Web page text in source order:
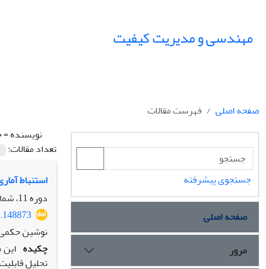
مهندسی و مدیریت کیفیت
صفحه اصلی
فهرست مقالات
نویسنده =
تعداد مقالات:
استنباط
دوره 11، شماره 3، پاییز 1400، صفحه
نوشین
چکیده
تحلیل
جستجوی پیشرفته
صفحه اصلی
مرور